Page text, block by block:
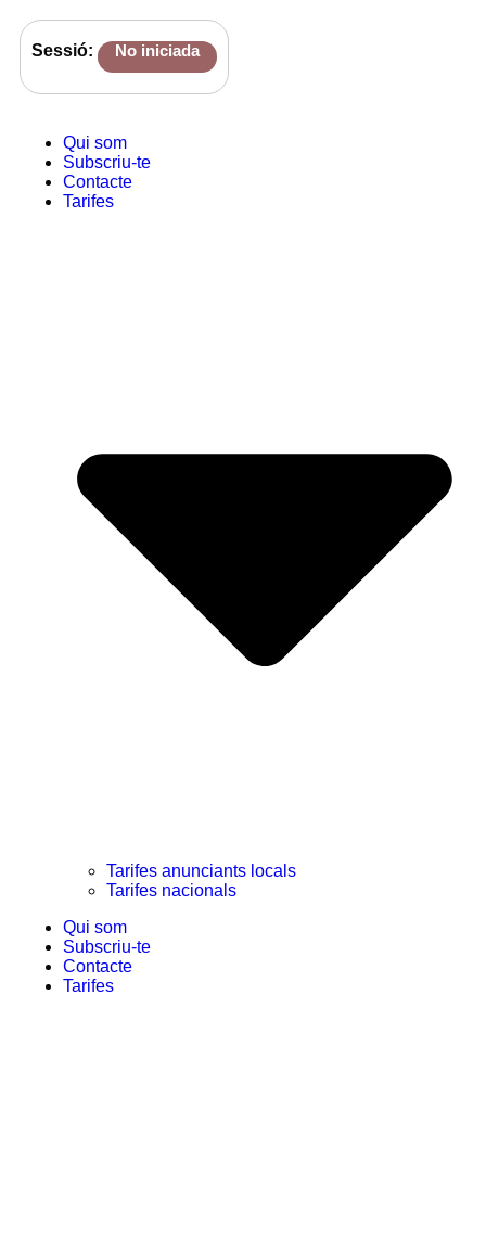
Sessió: No iniciada
Qui som
Subscriu-te
Contacte
Tarifes
Tarifes anunciants locals
Tarifes nacionals
Qui som
Subscriu-te
Contacte
Tarifes